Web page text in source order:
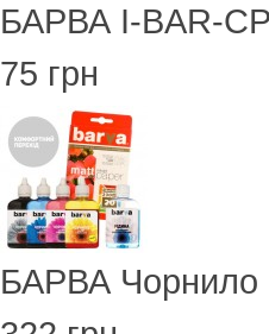
БАРВА I-BAR-
75 грн
БАРВА Чорнило